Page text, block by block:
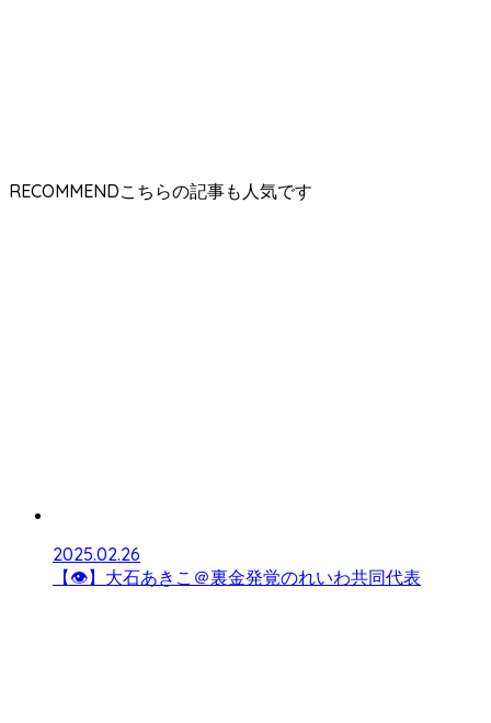
RECOMMEND
2025.02.26
【👁】大石あきこ＠裏金発覚のれいわ共同代表